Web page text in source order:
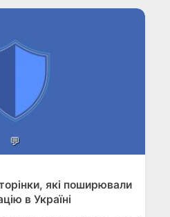
💬
які поширювали
в Україні